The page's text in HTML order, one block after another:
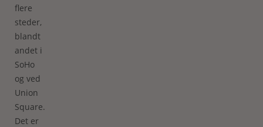
flere
steder,
blandt
andet i
SoHo
og ved
Union
Square.
Det er